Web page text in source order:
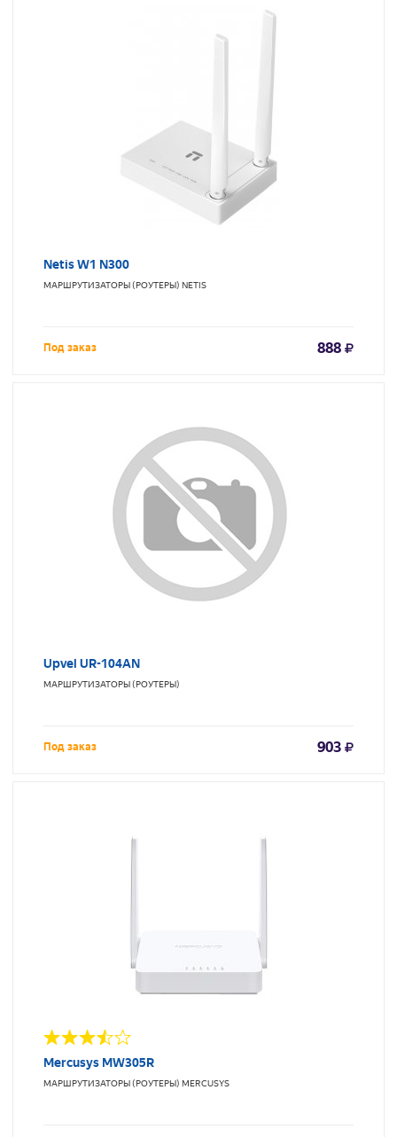
Netis W1 N300
МАРШРУТИЗАТОРЫ (РОУТЕРЫ) NETIS
Под заказ 888
Upvel UR-104AN
МАРШРУТИЗАТОРЫ (РОУТЕРЫ)
Под заказ 903
Mercusys MW305R
МАРШРУТИЗАТОРЫ (РОУТЕРЫ) MERCUSYS